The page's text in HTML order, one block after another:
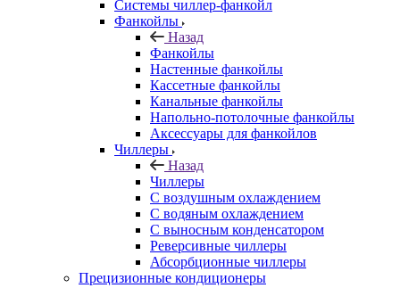
Системы чиллер-фанкойл
Фанкойлы
Назад
Фанкойлы
Настенные фанкойлы
Кассетные фанкойлы
Канальные фанкойлы
Напольно-потолочные фанкойлы
Аксессуары для фанкойлов
Чиллеры
Назад
Чиллеры
С воздушным охлаждением
С водяным охлаждением
С выносным конденсатором
Реверсивные чиллеры
Абсорбционные чиллеры
Прецизионные кондиционеры